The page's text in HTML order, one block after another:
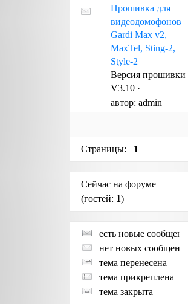
Прошивка для
видеодомофонов
Gardi Max v2,
MaxTel, Sting-2,
Style-2
Версия прошивки
V3.10 ·
автор: admin
Страницы: 1
Сейчас на форуме
(гостей: 1)
есть новые сообщения
нет новых сообщений
тема перенесена
тема прикреплена
тема закрыта